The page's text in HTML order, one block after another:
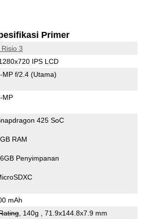
Primer
Risio 3
IPS LCD
MP f/2.4 (Utama)
MP
425 SoC
RAM
Penyimpanan
mAh
, 140g , 71.9x144.8x7.9 mm